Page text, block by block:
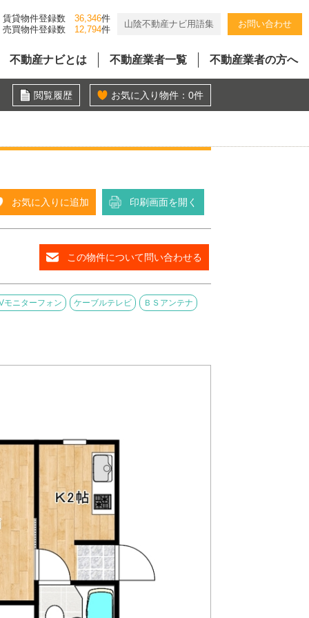
賃貸物件登録数 36,346件
売買物件登録数
12,794件
山陰不動産ナビ用語集 お問い合わせ
不動産ナビとは 不動産業者一覧 不動産業者の方へ
閲覧履歴 お気に入り物件： 0件
お気に入りに追加 印刷画面を開く
この物件について問い合わせる
モニターフォン ケーブルテレビ ＢＳアンテナ